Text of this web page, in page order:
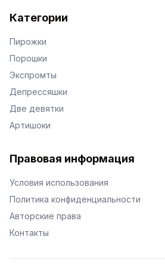
Категории
Пирожки
Порошки
Экспромты
Депрессяшки
Две девятки
Артишоки
Правовая информация
Условия использования
Политика конфиденциальности
Авторские права
Контакты